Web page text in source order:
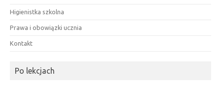
Higienistka szkolna
Prawa i obowiązki ucznia
Kontakt
Po lekcjach